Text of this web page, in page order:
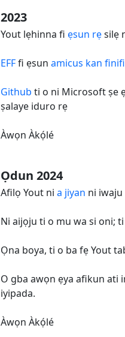
2023
Yout lẹhinna fi ẹsun rẹsilẹ
EFFfi ẹsun amicus kan
Github ti o ni Microsoft ṣe
ṣalaye iduro rẹ
Àwọn Àkọ́lé
Ọdun 2024
Afilọ Yout ni a jiyan ni
Ni aijọju ti o mu wa si oni;
Ọna boya, ti o ba fẹ Yout
O gba awọn ẹya afikun ati
iyipada.
Àwọn Àkọ́lé